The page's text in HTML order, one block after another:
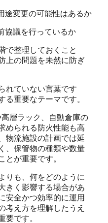
途変更の可能性はあるか
協議を行っているか
で整理しておくこと
上の問題を未然に防ぎ
れていない言葉です
る重要なテーマです。
層ラック、自動倉庫の
められる防火性能も高
物流施設の計画では延
、保管物の種類や数量
とが重要です。
りも、何をどのように
きく影響する場合があ
安全かつ効率的に運用
考え方を理解したうえ
要です。